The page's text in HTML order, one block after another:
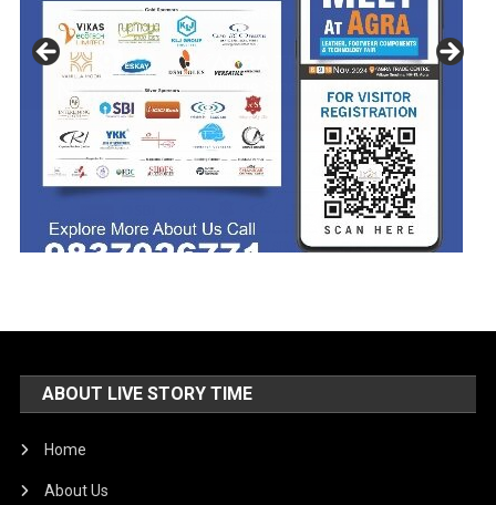
ABOUT LIVE STORY TIME
Home
About Us